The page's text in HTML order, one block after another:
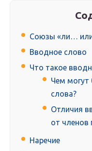
Союзы «ли…
Вводное слово
Что такое
Чем
слова?
Отличия
от членов
Наречие